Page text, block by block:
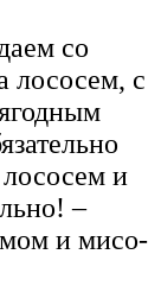
со
лососем, с
и
–
и мисо-